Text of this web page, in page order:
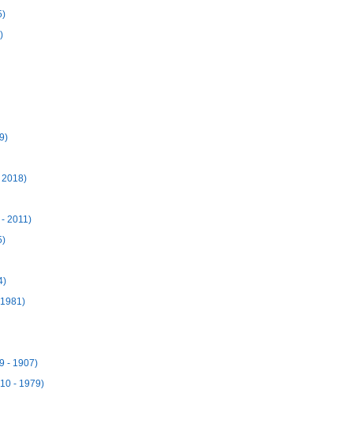
2018)
2011)
- 1907)
- 1979)